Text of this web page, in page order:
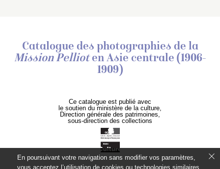
Catalogue des photographies de la
Mission Pellioten Asie centrale (1906-
1909)
Ce catalogue est publié avec
le soutien du ministère de la culture,
Direction générale des patrimoines,
sous-direction des collections
En poursuivant votre navigation sans modifier vos paramètres,
vous acceptez l’utilisation de cookies ou technologies similaires,